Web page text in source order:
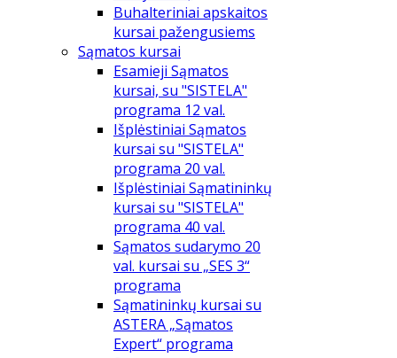
Buhalteriniai apskaitos
kursai pažengusiems
Sąmatos kursai
Esamieji Sąmatos
kursai, su "SISTELA"
programa 12 val.
Išplėstiniai Sąmatos
kursai su "SISTELA"
programa 20 val.
Išplėstiniai Sąmatininkų
kursai su "SISTELA"
programa 40 val.
Sąmatos sudarymo 20
val. kursai su „SES 3“
programa
Sąmatininkų kursai su
ASTERA „Sąmatos
Expert“ programa